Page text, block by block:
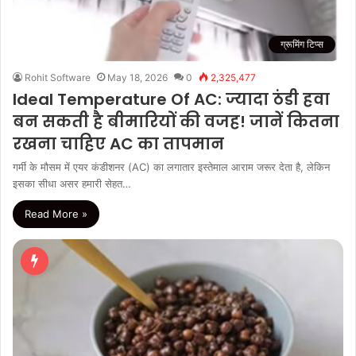
ग्रूमिंग टिप्स
Rohit Software May 18, 2026 0 2,325,477
Ideal Temperature Of AC: ज्यादा ठंडी हवा
बन सकती है बीमारियों की वजह! जानें कितना
रखना चाहिए AC का तापमान
गर्मी के मौसम में एयर कंडीशनर (AC) का लगातार इस्तेमाल आराम जरूर देता है, लेकिन
इसका सीधा असर हमारी सेहत…
Read More »